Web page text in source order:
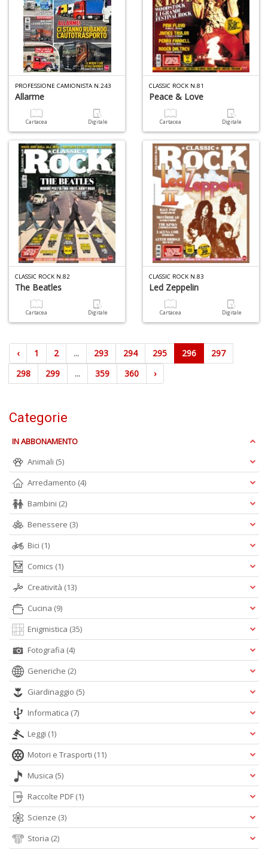
PROFESSIONE CAMIONISTA N.243
Allarme
Cartacea Digitale
CLASSIC ROCK N.81
Peace & Love
Cartacea Digitale
CLASSIC ROCK N.82
The Beatles
Cartacea Digitale
CLASSIC ROCK N.83
Led Zeppelin
Cartacea Digitale
‹ 1 2 ... 293 294 295 296
297
298
299 ... 359 360 ›
Categorie
IN ABBONAMENTO
Animali (5)
Arredamento (4)
Bambini (2)
Benessere (3)
Bici (1)
Comics (1)
Creatività (13)
Cucina (9)
Enigmistica (35)
Fotografia (4)
Generiche (2)
Giardinaggio (5)
Informatica (7)
Leggi (1)
Motori e Trasporti (11)
Musica (5)
Raccolte PDF (1)
Scienze (3)
Storia (2)